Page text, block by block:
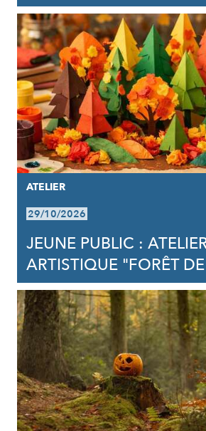
ATELIER
29/10/2026
JEUNE PUBLIC :
ARTISTIQUE "FORÊT